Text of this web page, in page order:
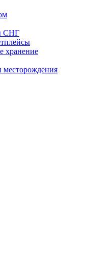
СНГ
хранение
месторождения